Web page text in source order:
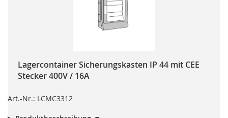
Lagercontainer Sicherungskasten IP 44 mit CEE
Stecker 400V / 16A
Art.-Nr.: LCMC3312